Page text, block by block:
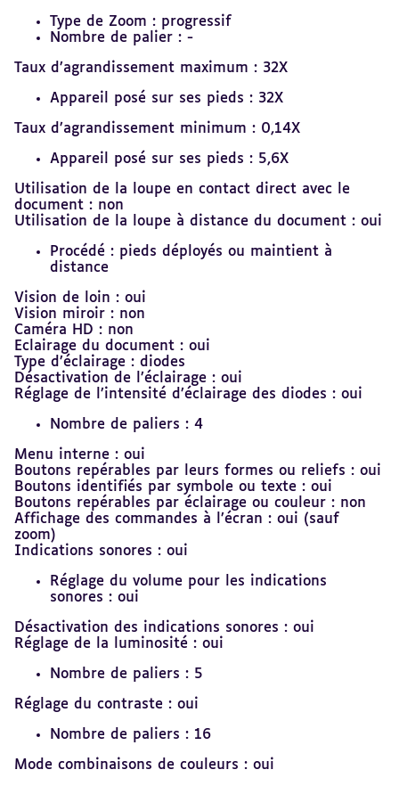
Type de Zoom : progressif
Nombre de palier : -
Taux d’agrandissement maximum : 32X
Appareil posé sur ses pieds : 32X
Taux d’agrandissement minimum : 0,14X
Appareil posé sur ses pieds : 5,6X
Utilisation de la loupe en contact direct avec le
document : non
Utilisation de la loupe à distance du document : oui
Procédé : pieds déployés ou maintient à
distance
Vision de loin : oui
Vision miroir : non
Caméra HD : non
Eclairage du document : oui
Type d’éclairage : diodes
Désactivation de l’éclairage : oui
Réglage de l’intensité d’éclairage des diodes : oui
Nombre de paliers : 4
Menu interne : oui
Boutons repérables par leurs formes ou reliefs : oui
Boutons identifiés par symbole ou texte : oui
Boutons repérables par éclairage ou couleur : non
Affichage des commandes à l’écran : oui (sauf
zoom)
Indications sonores : oui
Réglage du volume pour les indications
sonores : oui
Désactivation des indications sonores : oui
Réglage de la luminosité : oui
Nombre de paliers : 5
Réglage du contraste : oui
Nombre de paliers : 16
Mode combinaisons de couleurs : oui